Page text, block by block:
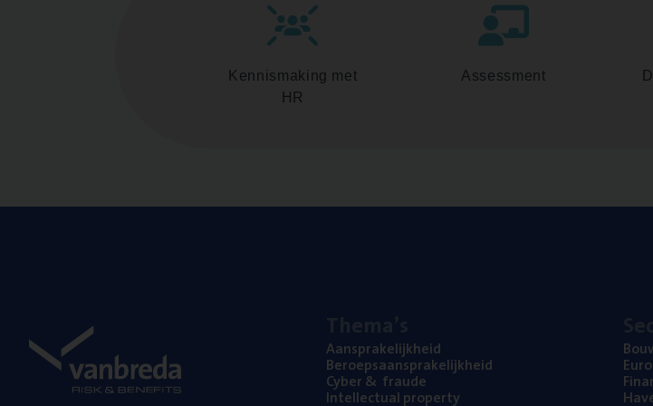
Kennismaking met
HR
Assessment
Aan­spra­ke­lijk­heid
Beroeps­aan­spra­ke­lijk­heid
Cyber& fraude
Intel­lec­tu­al property